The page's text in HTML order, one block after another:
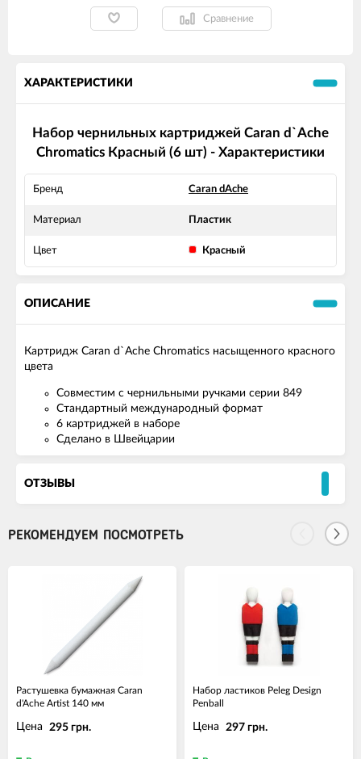
Сравнение
ХАРАКТЕРИСТИКИ
Набор чернильных картриджей Caran d`Ache
Chromatics Красный (6 шт) - Характеристики
Бренд Caran dAche
Материал Пластик
Цвет Красный
ОПИСАНИЕ
Картридж Caran d`Ache Chromatics насыщенного красного
цвета
Совместим с чернильными ручками серии 849
Стандартный международный формат
6 картриджей в наборе
Сделано в Швейцарии
ОТЗЫВЫ
РЕКОМЕНДУЕМ ПОСМОТРЕТЬ
Растушевка бумажная Caran
d'Ache Artist 140 мм
Цена 295 грн.
Набор ластиков Peleg Design
Penball
Цена 297 грн.